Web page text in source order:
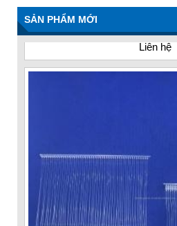
SẢN PHẨM MỚI
Liên hệ